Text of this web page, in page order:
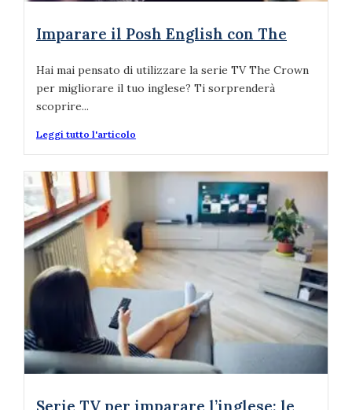
Imparare il Posh English con The
Hai mai pensato di utilizzare la serie TV The Crown
per migliorare il tuo inglese? Ti sorprenderà
scoprire...
Leggi tutto l'articolo
Serie TV per imparare l’inglese: le